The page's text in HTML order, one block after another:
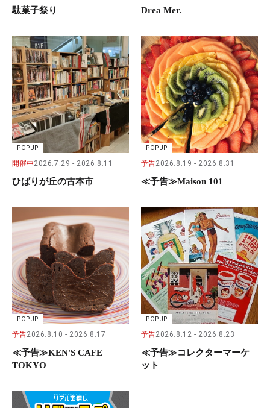
駄菓子祭り Drea Mer.
POPUP
開催中2026.7.29 2026.8.11
ひばりが丘の古本市
POPUP
予告2026.8.19 2026.8.31
≪予告≫Maison 101
POPUP
予告2026.8.10 2026.8.17
≪予告≫KEN'S CAFE
TOKYO
POPUP
予告2026.8.12 2026.8.23
≪予告≫コレクターマーケ
ット